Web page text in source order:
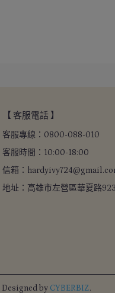
【 客服電話 】
客服專線：0800-088-010
客服時間：10:00-18:00
信箱：
地址：高雄市左營區華夏路
Designed by CYBERBIZ.